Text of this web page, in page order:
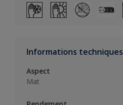
Informations techniques
Aspect
Mat